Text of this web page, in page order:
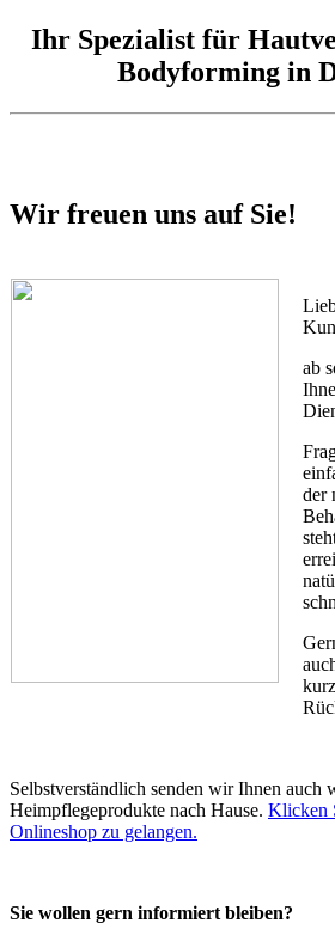
Ihr Spezialist für
Bodyforming in
Wir freuen uns auf Sie!
ab
der
Selbstverständlich senden wir Ihnen auch
Heimpflegeprodukte nach Hause. Klicken
Onlineshop zu gelangen.
Sie wollen gern informiert bleiben?